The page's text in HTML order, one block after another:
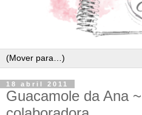
18 abril 2011
Guacamole da Ana